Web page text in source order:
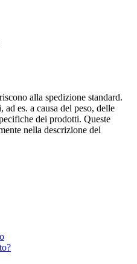
alla spedizione standard.
es. a causa del peso, delle
dei prodotti. Queste
nella descrizione del